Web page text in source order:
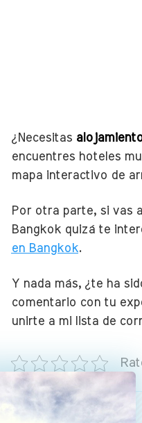
¿Necesitas
encuentres hoteles
mapa interactivo de
Por otra parte, si vas
Bangkok quizá te
en Bangkok.
Y nada más, ¿te ha
comentario con tu
unirte a mi lista de